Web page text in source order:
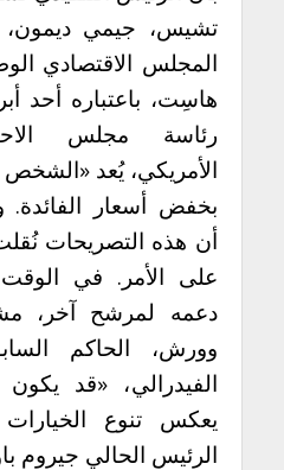
تشيس، جيمي ديمون،
المجلس الاقتصادي
هاسِت، باعتباره أحد
رئاسة مجلس
الأمريكي، يُعد «الشخص
بخفض أسعار
أن هذه التصريحات
على الأمر. في الوقت
دعمه لمرشح آخر،
وورش، الحاكم
الفيدرالي، «قد يكون
يعكس تنوع
الرئيس الحالي جيروم